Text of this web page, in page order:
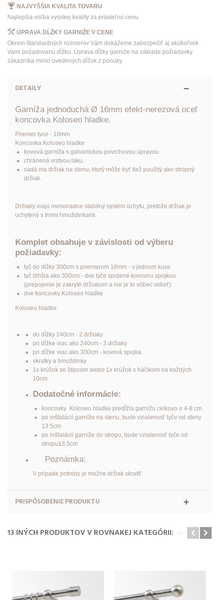
NAJVYŠŠIA KVALITA TOVARU
Najlepšia voľba vysokej kvality za prijateľnú cenu
ÚPRAVA DĹŽKY GARNIŽE V CENE
Okrem štandardných rozmerov Vám dokážeme zabezpečiť aj akúkoľvek
Vami požadovanú dĺžku. Úprava dĺžky garniže na základe požiadavky
zákazníka mimo uvedených dĺžok z ponuky.
DETAILY
Garníža jednoduchá Ø 16mm efekt-nerezová oceľ
koncovka Koloseo hladke.
Priemer tyce - 16mm
Koncovka Koloseo hladke
kovová garniža s galvanickou povrchovou úpravou.
chránená vrstvou laku.
sadá ma držiak na stenu, ktorý môže byť tiež použitý ako stropný
držiak.
Držiaky majú mimoriadne stabilný systém úchytu, pretože držiak je
uchytený s tromi hmoždinkami.
Komplet obsahuje v závislosti od výberu
požiadavky:
tyč do dĺžky 300cm s priemerom 16mm - v jednom kuse
tyč dlhšia ako 300cm - dve tyče spojené kovovou spojkou
(prepojenie je zakryté držiakom a nie je to vôbec vidieť)
dve koncovky Koloseo hladke
Koloseo hladke
do dĺžky 240cm - 2 držiaky
pri dĺžke viac ako 240cm - 3 držiaky
pri dĺžke viac ako 300cm - kovová spojka
skrutky a hmoždinky
1x krúžok so štipcom alebo 1x krúžok s háčikom na každých
10cm
Dodatočné informácie:
koncovky Koloseo hladke predĺžia garnížu celkovo o 4-8 cm
po inštalácií garníže na stenu, bude vzialenosť tyče od steny
13.5cm
po inštalácií garníže do stropu, bude vzialenosť tyče od
stropu13.5cm
Poznámka:
V prípade potreby je možne držiak skratiť.
PRISPÔSOBENIE PRODUKTU
13 INÝCH PRODUKTOV V ROVNAKEJ KATEGÓRII: